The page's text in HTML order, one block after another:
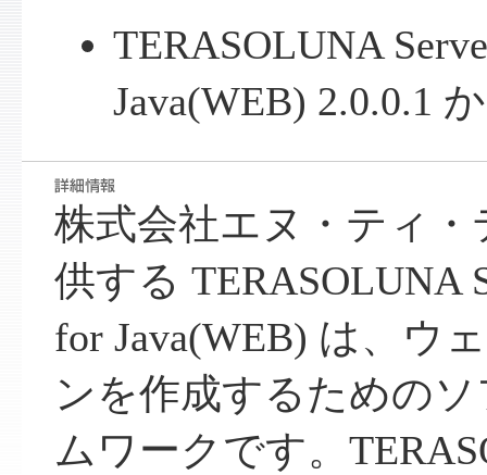
TERASOLUNA
Java(WEB) 2.0.0.1
株式会社エヌ・ティ
供する TERASOLUNA
for Java(WEB) は、ウ
ンを作成するための
ムワークです。